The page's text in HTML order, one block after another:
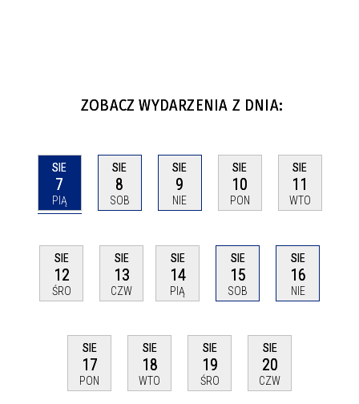
ZOBACZ WYDARZENIA Z DNIA:
SIE
7
PIĄ
SIE
8
SOB
SIE
9
NIE
SIE
10
PON
SIE
11
WTO
SIE
12
ŚRO
SIE
13
CZW
SIE
14
PIĄ
SIE
15
SOB
SIE
16
NIE
SIE
17
PON
SIE
18
WTO
SIE
19
ŚRO
SIE
20
CZW